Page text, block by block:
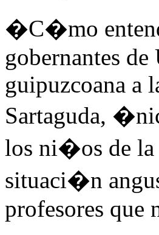
�C�mo
gobernantes
guipuzcoana a
Sartaguda,
los ni�os de la
situaci�n
profesores que